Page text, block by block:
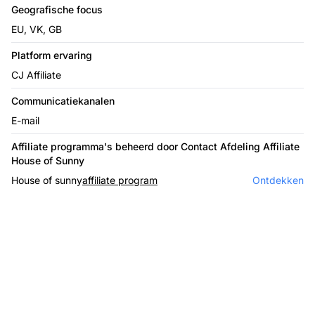
Geografische focus
EU, VK, GB
Platform ervaring
CJ Affiliate
Communicatiekanalen
E-mail
Affiliate programma's beheerd door Contact Afdeling Affiliate
House of Sunny
House of sunnyaffiliate program Ontdekken